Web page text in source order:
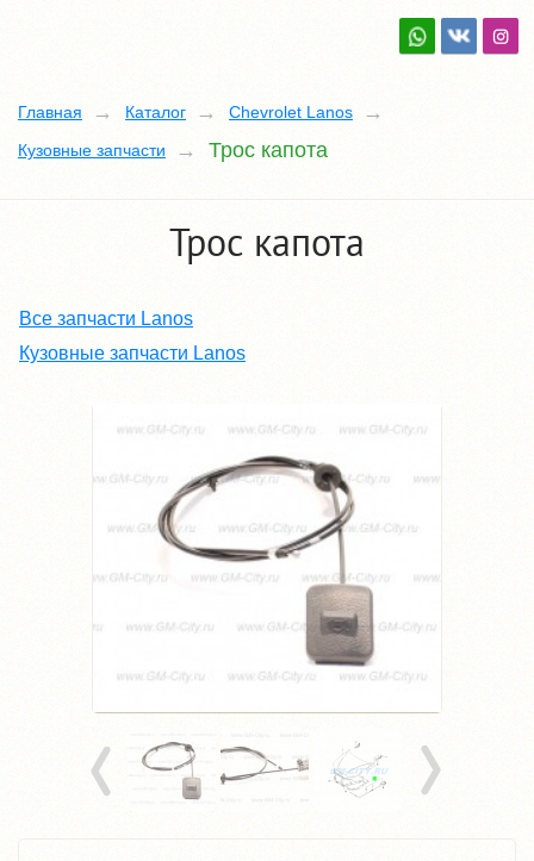
Главная Каталог
Chevrolet Lanos
Кузовные запчасти
Трос капота
Трос капота
Все запчасти Lanos
Кузовные запчасти Lanos